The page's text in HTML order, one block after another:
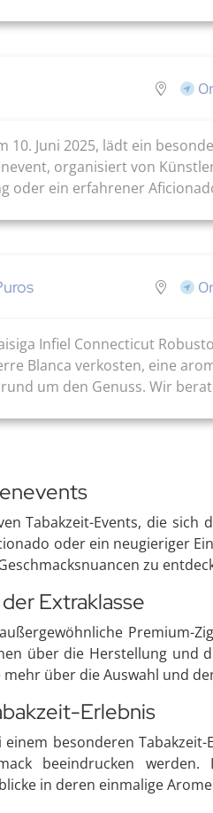
Juni 2025, lädt ein
organisiert von
oder ein erfahrener
Infiel Connecticut
Blanca verkosten, eine
um den Genuss. Wir
Tabakzeit-Events, die
oder ein neugieriger
zu
Extraklasse
Premium-
über die Herstellung und
über die Auswahl und
Erlebnis
einem besonderen
beeindrucken
in deren einmalige